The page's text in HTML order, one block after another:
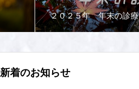
２０２５年 年末の診療
新着のお知らせ